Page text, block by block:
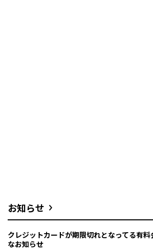
お知らせ
クレジットカードが期限切れとなってる有
なお知らせ